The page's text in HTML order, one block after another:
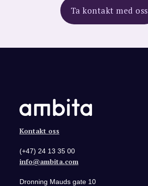
Ta kontakt med oss
Kontakt oss
(+47) 24 13 35 00
info@ambita.com
Dronning Mauds gate 10